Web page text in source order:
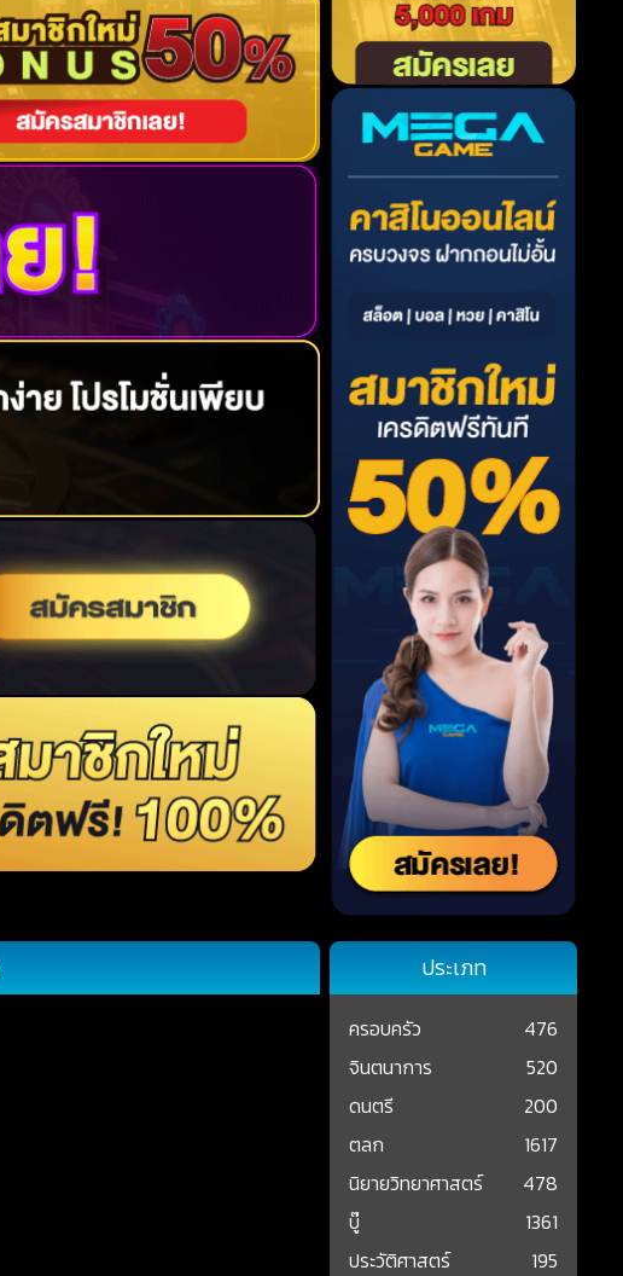
ประเภท
ครอบครัว
476
จินตนาการ
520
ดนตรี
200
ตลก
1617
นิยายวิทยาศาสตร์
478
บู๊
1361
ประวัติศาสตร์
195